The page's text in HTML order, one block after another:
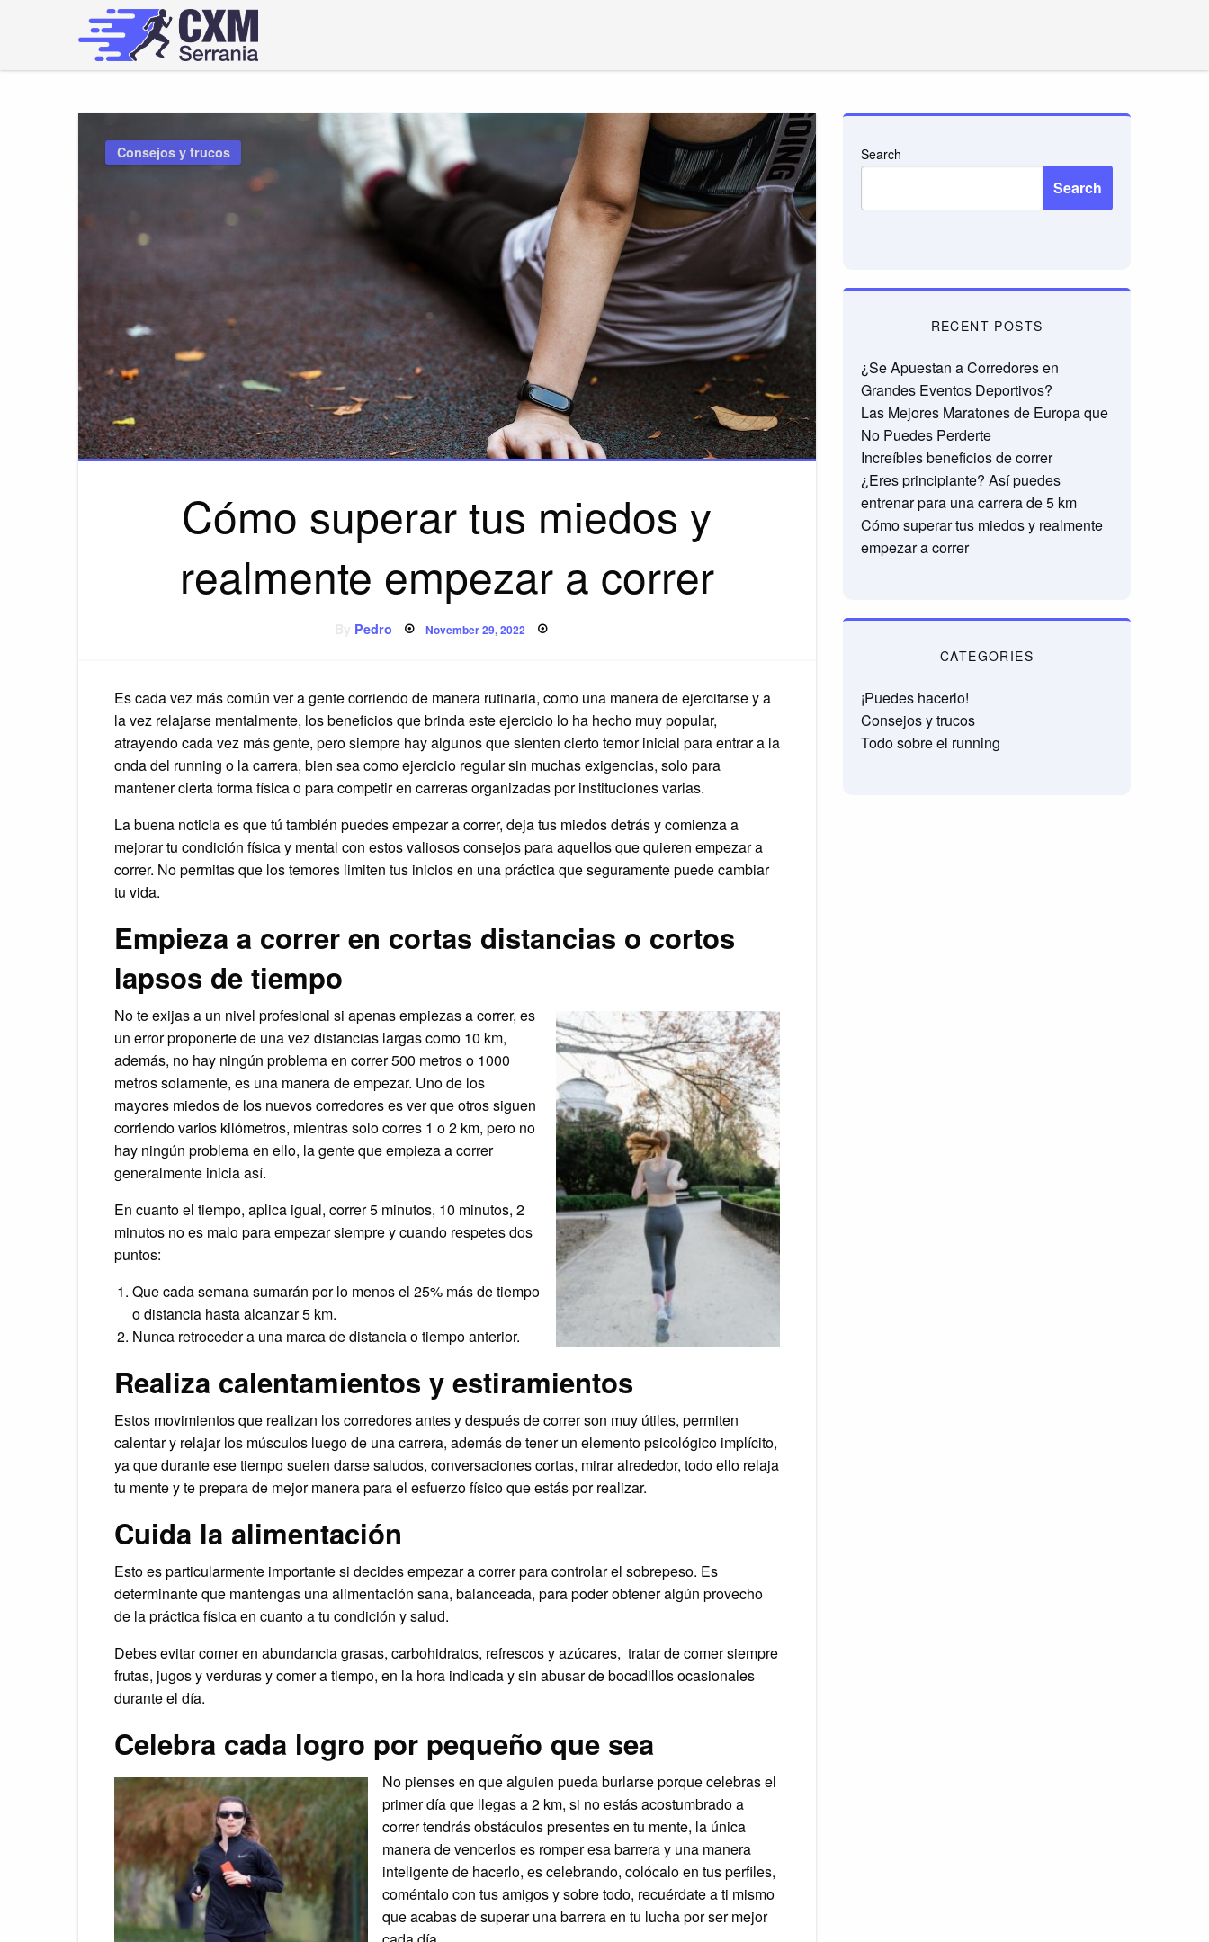
cxmserrania.es
Consejos y trucos
Cómo superar tus miedos y
realmente empezar a correr
Pedro Posted
on
November 29, 2022
Es cada vez más común ver a gente corriendo de manera rutinaria, como una manera de ejercitarse y a
la vez relajarse mentalmente, los beneficios que brinda este ejercicio lo ha hecho muy popular,
atrayendo cada vez más gente, pero siempre hay algunos que sienten cierto temor inicial para entrar a la
onda del running o la carrera, bien sea como ejercicio regular sin muchas exigencias, solo para
mantener cierta forma física o para competir en carreras organizadas por instituciones varias.
La buena noticia es que tú también puedes empezar a correr, deja tus miedos detrás y comienza a
mejorar tu condición física y mental con estos valiosos consejos para aquellos que quieren empezar a
correr. No permitas que los temores limiten tus inicios en una práctica que seguramente puede cambiar
tu vida.
Empieza a correr en cortas distancias o cortos
lapsos de tiempo
No te exijas a un nivel profesional si apenas empiezas a correr, es
un error proponerte de una vez distancias largas como 10 km,
además, no hay ningún problema en correr 500 metros o 1000
metros solamente, es una manera de empezar. Uno de los
mayores miedos de los nuevos corredores es ver que otros siguen
corriendo varios kilómetros, mientras solo corres 1 o 2 km, pero no
hay ningún problema en ello, la gente que empieza a correr
generalmente inicia así.
En cuanto el tiempo, aplica igual, correr 5 minutos, 10 minutos, 2
minutos no es malo para empezar siempre y cuando respetes dos
puntos:
Que cada semana sumarán por lo menos el 25% más de tiempo
o distancia hasta alcanzar 5 km.
Nunca retroceder a una marca de distancia o tiempo anterior.
Realiza calentamientos y estiramientos
Estos movimientos que realizan los corredores antes y después de correr son muy útiles, permiten
calentar y relajar los músculos luego de una carrera, además de tener un elemento psicológico implícito,
ya que durante ese tiempo suelen darse saludos, conversaciones cortas, mirar alrededor, todo ello relaja
tu mente y te prepara de mejor manera para el esfuerzo físico que estás por realizar.
Cuida la alimentación
Esto es particularmente importante si decides empezar a correr para controlar el sobrepeso. Es
determinante que mantengas una alimentación sana, balanceada, para poder obtener algún provecho
de la práctica física en cuanto a tu condición y salud.
Debes evitar comer en abundancia grasas, carbohidratos, refrescos y azúcares, tratar de comer siempre
frutas, jugos y verduras y comer a tiempo, en la hora indicada y sin abusar de bocadillos ocasionales
durante el día.
Celebra cada logro por pequeño que sea
No pienses en que alguien pueda burlarse porque celebras el
primer día que llegas a 2 km, si no estás acostumbrado a
correr tendrás obstáculos presentes en tu mente, la única
manera de vencerlos es romper esa barrera y una manera
inteligente de hacerlo, es celebrando, colócalo en tus perfiles,
coméntalo con tus amigos y sobre todo, recuérdate a ti mismo
que acabas de superar una barrera en tu lucha por ser mejor
Search
Search
RECENT POSTS
¿Se Apuestan a Corredores en
Grandes Eventos Deportivos?
Las Mejores Maratones de Europa que
No Puedes Perderte
Increíbles beneficios de correr
¿Eres principiante? Así puedes
entrenar para una carrera de 5 km
Cómo superar tus miedos y realmente
empezar a correr
CATEGORIES
¡Puedes hacerlo!
Consejos y trucos
Todo sobre el running